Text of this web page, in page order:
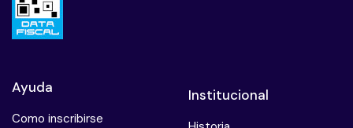
Ayuda
Como inscribirse
Institucional